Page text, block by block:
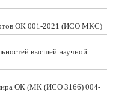
ОК 001-2021 (ИСО МКС)
высшей научной
ОК (МК (ИСО 3166) 004-